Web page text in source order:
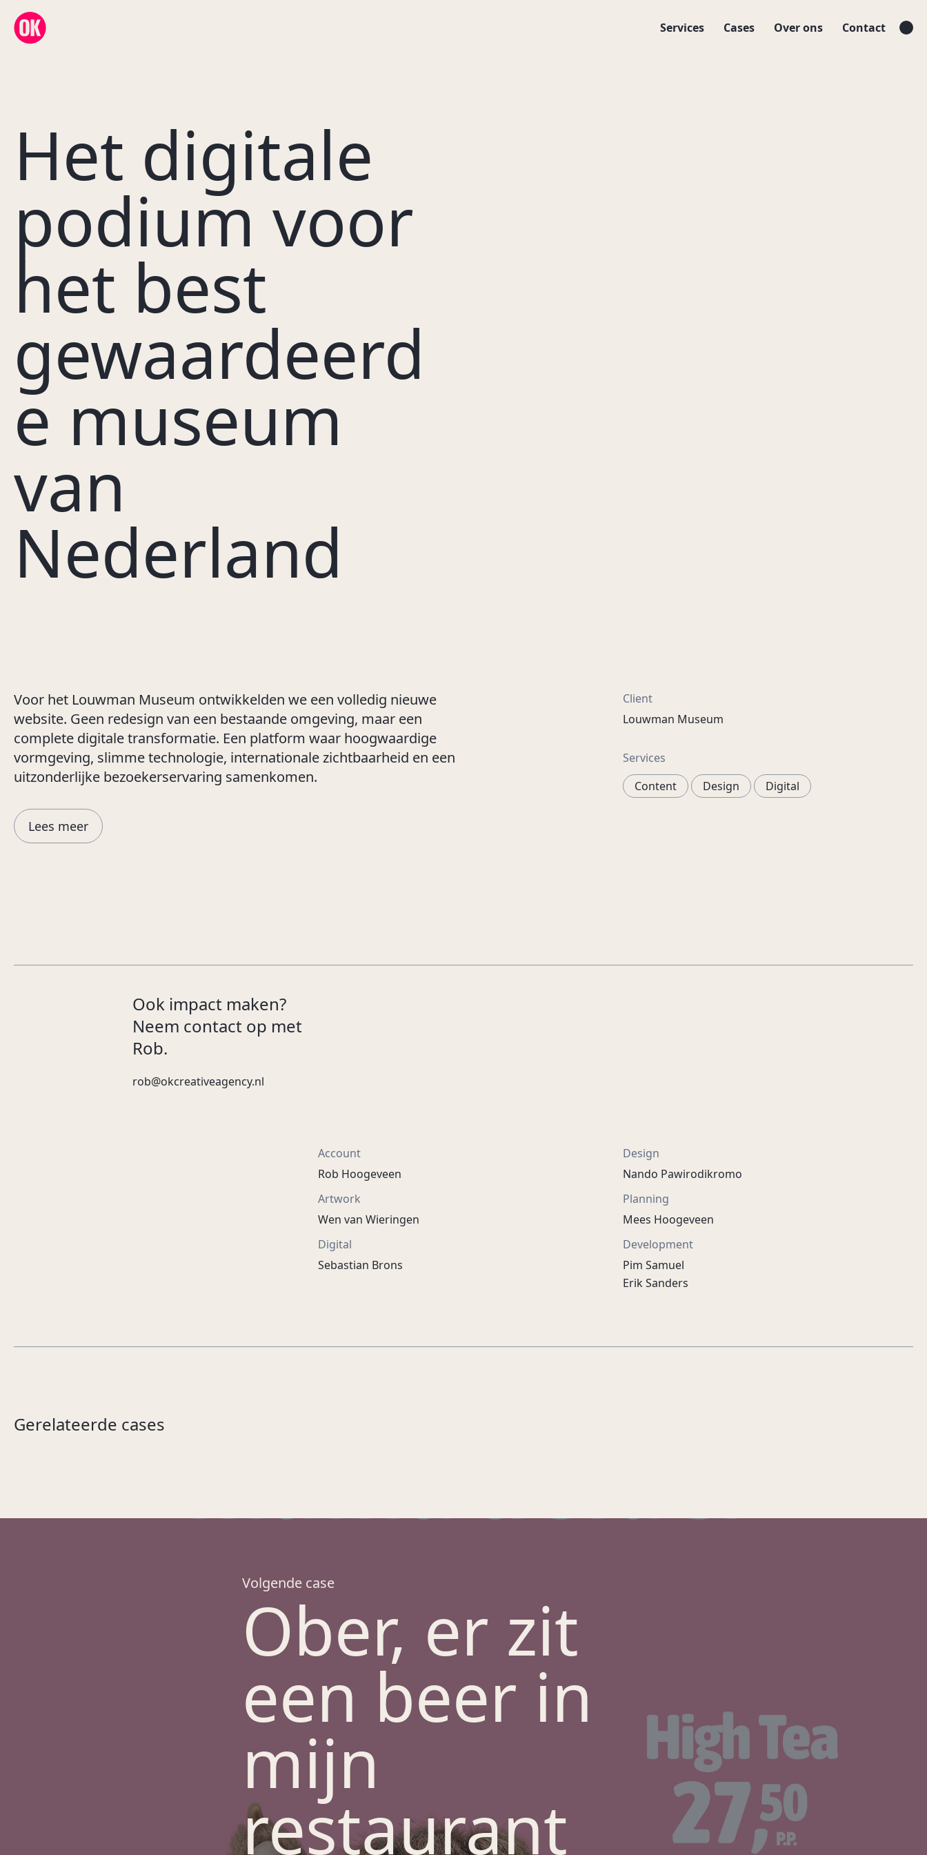
OK Creative Agency
Services Cases Over ons Contact
Het digitale
podium voor
het best
gewaardeerd
e museum
van
Nederland
Voor het Louwman Museum ontwikkelden we een volledig nieuwe
website. Geen redesign van een bestaande omgeving, maar een
complete digitale transformatie. Een platform waar hoogwaardige
vormgeving, slimme technologie, internationale zichtbaarheid en een
uitzonderlijke bezoekerservaring samenkomen.
Lees meer
Client
Louwman Museum
Services
Content
Design Digital
Ook impact maken?
Neem contact op met
Rob.
rob@okcreativeagency.nl
Account
Rob Hoogeveen
Design
Nando Pawirodikromo
Artwork
Wen van Wieringen
Planning
Mees Hoogeveen
Digital
Sebastian Brons
Development
Pim Samuel
Erik Sanders
Gerelateerde cases
Kleine gebaren, grote
Guaranteed in
Volgende case
Ober, er zit
een beer in
mijn
restaurant